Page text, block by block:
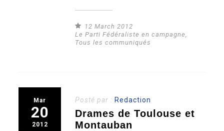
12 March 2012
Le Parti Fédéraliste en campagne
Tous les communiqués
Mar
20
2012
Posté par : Redaction
Drames de Toulouse et
Montauban